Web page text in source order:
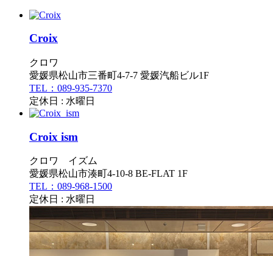
Croix
クロワ
愛媛県松山市三番町4-7-7 愛媛汽船ビル1F
TEL：089-935-7370
定休日 : 水曜日
Croix ism
クロワ イズム
愛媛県松山市湊町4-10-8 BE-FLAT 1F
TEL：089-968-1500
定休日 : 水曜日